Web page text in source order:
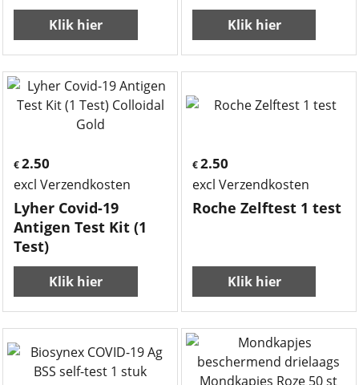
Klik hier Klik hier
€ 2.50
excl Verzendkosten
Lyher Covid-19
Antigen Test Kit (1
Test)
Klik hier
€2.50
excl Verzendkosten
Roche Zelftest 1 test
Klik hier